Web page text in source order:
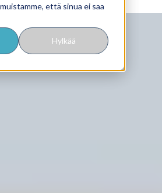
että sinua ei saa
Hylkää